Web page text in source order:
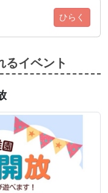
ひらく
イベント